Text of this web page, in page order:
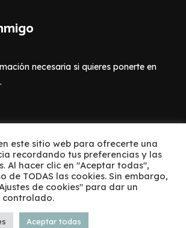
necesaria si quieres ponerte en
este sitio web para ofrecerte una
recordando tus preferencias y las
Al hacer clic en "Aceptar todas",
de TODAS las cookies. Sin embargo,
de cookies" para dar un
controlado.
Aceptar todas